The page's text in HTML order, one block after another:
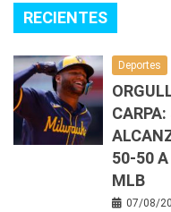
RECIENTES
Deportes
50-50 A
MLB
07/08/